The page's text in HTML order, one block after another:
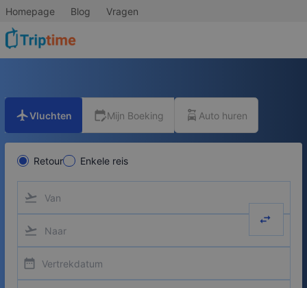
Homepage Blog Vragen
flightVluchten edit_calendarMijn Boeking car_rental Auto huren
Retour Enkele reis
flight_takeoff
flight_takeoff
date_range